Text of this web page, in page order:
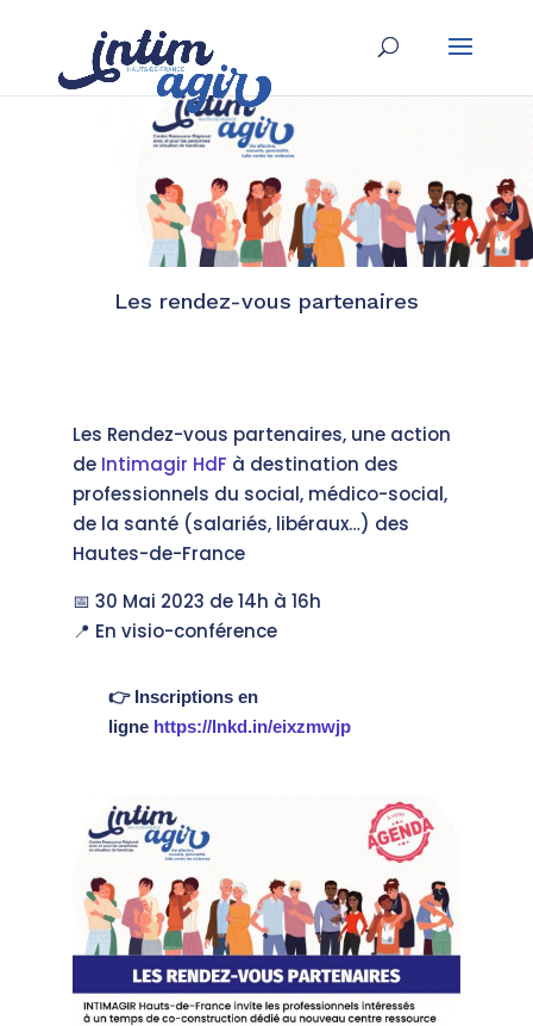
Les rendez-vous partenaires
Les rendez-vous partenaires
Les Rendez-vous partenaires, une action
de Intimagir HdF à destination des
professionnels du social, médico-social,
de la santé (salariés, libéraux…) des
Hautes-de-France
📅 30 Mai 2023 de 14h à 16h
📍 En visio-conférence
👉 Inscriptions en
ligne https://lnkd.in/eixzmwjp